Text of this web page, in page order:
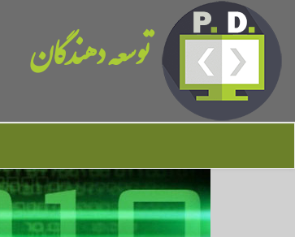
توسعه دهندگان